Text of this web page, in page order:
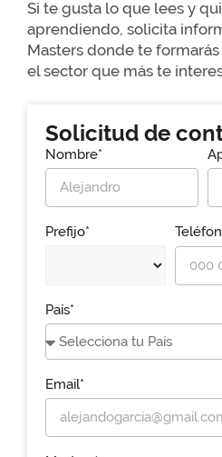
Si te gusta lo que lees y
aprendiendo, solicita
Masters donde te
el sector que más te
Solicitud de
Nombre*
Prefijo*
País*
Email*